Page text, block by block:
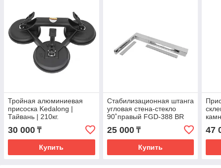
Тройная алюминиевая
присоска Kedalong |
Тайвань | 210кг.
30 000 ₸
Купить
Стабилизационная штанга
угловая стена-стекло
90˚правый FGD-388 BR
CR, хром
25 000₸
Купить
47